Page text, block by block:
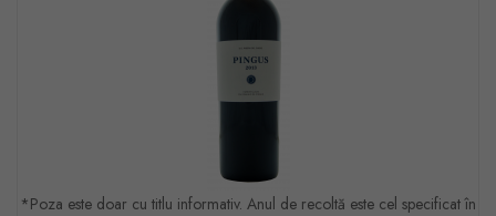
*Poza este doar cu titlu informativ. Anul de recoltă este cel specificat în